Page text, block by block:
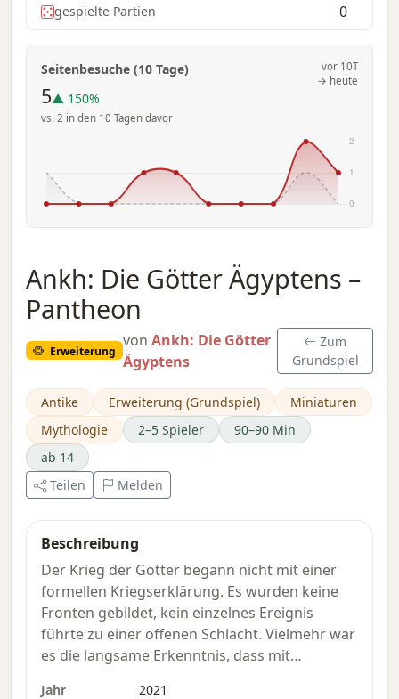
gespielte Partien 0
Seitenbesuche (10 Tage)
5▲ 150%
vs. 2 in den 10 Tagen davor
vor 10T
→ heute
Ankh: Die Götter Ägyptens –
Pantheon
Erweiterung
von Ankh: Die Götter
Ägyptens
Zum
Grundspiel
Antike Erweiterung (Grundspiel)
Miniaturen
Mythologie
2–5 Spieler
90–90 Min
ab 14
Teilen
Melden
Beschreibung
Der Krieg der Götter begann nicht mit einer
formellen Kriegserklärung. Es wurden keine
Fronten gebildet, kein einzelnes Ereignis
führte zu einer offenen Schlacht. Vielmehr war
es die langsame Erkenntnis, dass mit
Jahr
2021